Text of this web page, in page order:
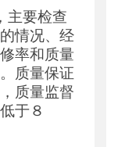
主要检查
情况、经
率和质量
质量保证
质量监督
于８